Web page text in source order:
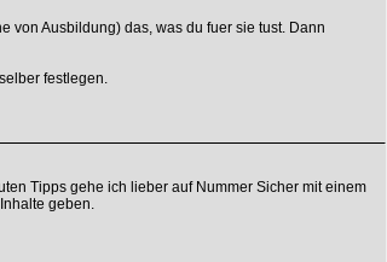
von Ausbildung) das, was du fuer sie tust. Dann
festlegen.
Tipps gehe ich lieber auf Nummer Sicher mit einem
geben.